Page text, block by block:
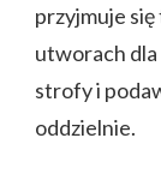
przyjmuje się
utworach
strofy i
oddzielnie.